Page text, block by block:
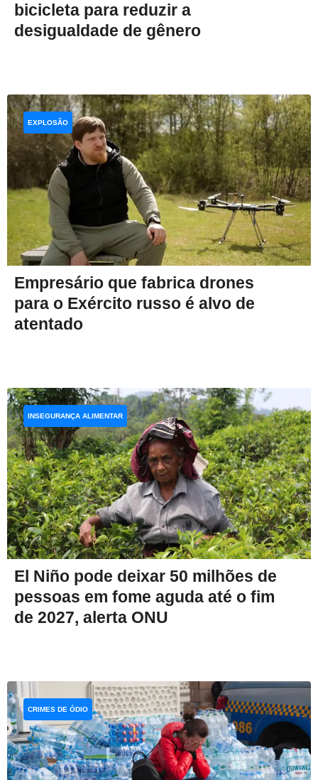
bicicleta para reduzir a
desigualdade de gênero
Empresário que fabrica drones
para o Exército russo é alvo de
atentado
EXPLOSÃO
El Niño pode deixar 50 milhões de
pessoas em fome aguda até o fim
de 2027, alerta ONU
INSEGURANÇA ALIMENTAR
CRIMES DE ÓDIO